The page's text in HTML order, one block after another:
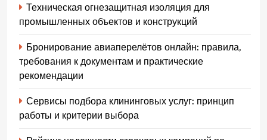
Техническая огнезащитная изоляция для
промышленных объектов и конструкций
Бронирование авиаперелётов онлайн: правила,
требования к документам и практические
рекомендации
Сервисы подбора клининговых услуг: принцип
работы и критерии выбора